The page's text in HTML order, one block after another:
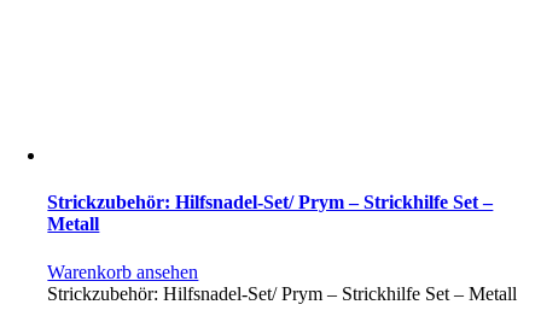
Strickzubehör: Hilfsnadel-Set/ Prym – Strickhilfe Set –
Metall
Warenkorb ansehen
Strickzubehör: Hilfsnadel-Set/ Prym – Strickhilfe Set – Metall